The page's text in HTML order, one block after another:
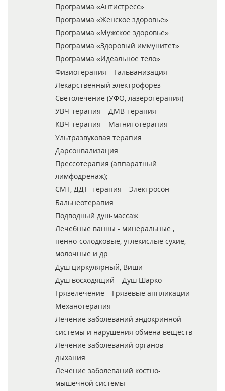
Программа «Антистресс»
Программа «Женское здоровье»
Программа «Мужское здоровье»
Программа «Здоровый иммунитет»
Программа «Идеальное тело»
Физиотерапия
Гальванизация
Лекарственный электрофорез
Светолечение (УФО, лазеротерапия)
УВЧ-терапия
ДМВ-терапия
КВЧ-терапия
Магнитотерапия
Ультразвуковая терапия
Дарсонвализация
Прессотерапия (аппаратный
лимфодренаж);
СМТ, ДДТ- терапия
Электросон
Бальнеотерапия
Подводный душ-массаж
Лечебные ванны - минеральные ,
пенно-солодковые, углекислые сухие,
молочные и др
Душ циркулярный, Виши
Душ восходящий
Душ Шарко
Грязелечение
Грязевые аппликации
Механотерапия
Лечение заболеваний эндокринной
системы и нарушения обмена веществ
Лечение заболеваний органов
дыхания
Лечение заболеваний костно-
мышечной системы